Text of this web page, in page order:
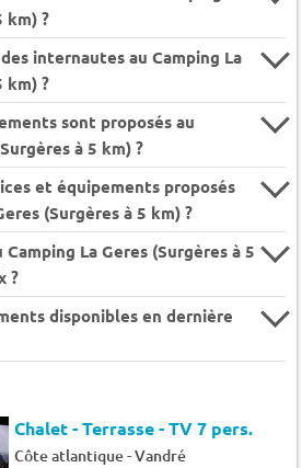
km) ?
internautes au Camping La
km) ?
sont proposés au
à 5 km) ?
et équipements proposés
(Surgères à 5 km) ?
La Geres (Surgères à 5
?
disponibles en dernière
Chalet - Terrasse - TV 7 pers.
Côte atlantique-Vandré